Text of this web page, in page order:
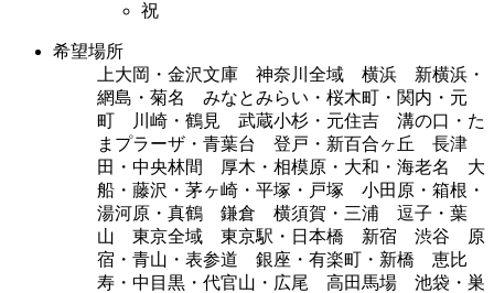
祝
希望場所
上大岡・金沢文庫 神奈川全域 横浜 新横浜・
網島・菊名 みなとみらい・桜木町・関内・元
町 川崎・鶴見 武蔵小杉・元住吉 溝の口・た
まプラーザ・青葉台 登戸・新百合ヶ丘 長津
田・中央林間 厚木・相模原・大和・海老名 大
船・藤沢・茅ヶ崎・平塚・戸塚 小田原・箱根・
湯河原・真鶴 鎌倉 横須賀・三浦 逗子・葉
山 東京全域 東京駅・日本橋 新宿 渋谷 原
宿・青山・表参道 銀座・有楽町・新橋 恵比
寿・中目黒・代官山・広尾 高田馬場 池袋・巣